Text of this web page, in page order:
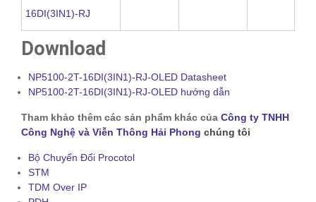
16DI(3IN1)-RJ
Download
NP5100-2T-16DI(3IN1)-RJ-OLED Datasheet
NP5100-2T-16DI(3IN1)-RJ-OLED hướng dẫn
Tham khảo thêm các sản phẩm khác của Công ty TNHH
Công Nghệ và Viễn Thông Hải Phong chúng tôi
Bộ Chuyển Đổi Procotol
STM
TDM Over IP